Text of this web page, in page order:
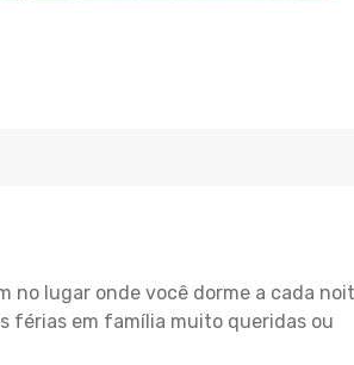
no lugar onde você dorme a cada
férias em família muito queridas ou